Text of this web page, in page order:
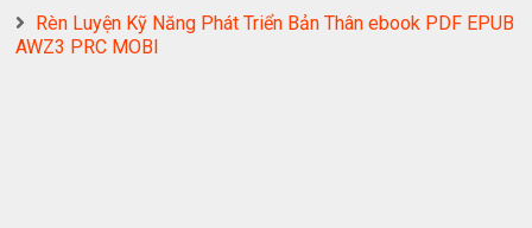
Rèn Luyện Kỹ Năng Phát Triển Bản Thân ebook PDF EPUB
AWZ3 PRC MOBI